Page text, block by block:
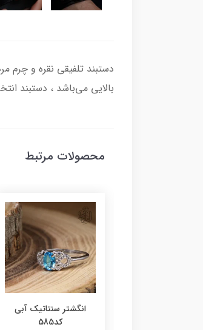
بالایی می‌باشد ، دستبند
محصولات مرتبط
انگشتر سنتاتیک آبی
کد585